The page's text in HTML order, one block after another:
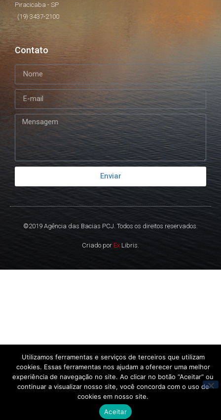
Piracicaba - SP
(19) 3437-2100
Contato
Enviar
©2019 Agência das Bacias PCJ. Todos os direitos reservados.
Criado por Ex Libris.
Utilizamos ferramentas e serviços de terceiros que utilizam
cookies. Essas ferramentas nos ajudam a oferecer uma melhor
experiência de navegação no site. Ao clicar no botão “Aceitar” ou
continuar a visualizar nosso site, você concorda com o uso de
cookies em nosso site.
Aceitar